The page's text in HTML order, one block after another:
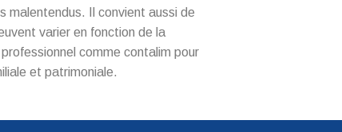
malentendus. Il convient aussi de
varier en fonction de la
comme contalim pour
et patrimoniale.